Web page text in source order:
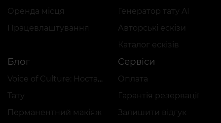
Оренда місця
Працевлаштування
Генератор тату AI
Авторські ескізи
Каталог ескізів
Блог
Voice of Culture: Ностальгія за 2000-ми
Тату
Перманентний макіяж
Сервіси
Оплата
Гарантія резервації
Залишити відгук